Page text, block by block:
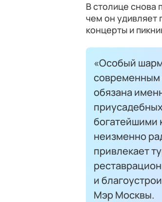
В столице снова
чем он удивляет
концерты и
«Особый
современным
обязана
богатейшими
неизменно
привлекает
и
Мэр Москвы.